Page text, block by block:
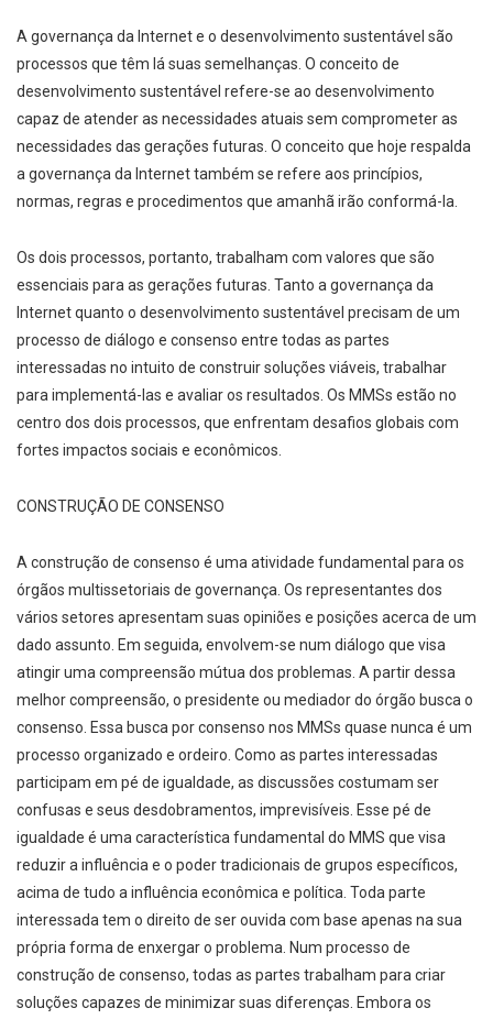
A governança da Internet e o desenvolvimento sustentável são
processos que têm lá suas semelhanças. O conceito de
desenvolvimento sustentável refere-se ao desenvolvimento
capaz de atender as necessidades atuais sem comprometer as
necessidades das gerações futuras. O conceito que hoje respalda
a governança da Internet também se refere aos princípios,
normas, regras e procedimentos que amanhã irão conformá-la.
Os dois processos, portanto, trabalham com valores que são
essenciais para as gerações futuras. Tanto a governança da
Internet quanto o desenvolvimento sustentável precisam de um
processo de diálogo e consenso entre todas as partes
interessadas no intuito de construir soluções viáveis, trabalhar
para implementá-las e avaliar os resultados. Os MMSs estão no
centro dos dois processos, que enfrentam desafios globais com
fortes impactos sociais e econômicos.
CONSTRUÇÃO DE CONSENSO
A construção de consenso é uma atividade fundamental para os
órgãos multissetoriais de governança. Os representantes dos
vários setores apresentam suas opiniões e posições acerca de um
dado assunto. Em seguida, envolvem-se num diálogo que visa
atingir uma compreensão mútua dos problemas. A partir dessa
melhor compreensão, o presidente ou mediador do órgão busca o
consenso. Essa busca por consenso nos MMSs quase nunca é um
processo organizado e ordeiro. Como as partes interessadas
participam em pé de igualdade, as discussões costumam ser
confusas e seus desdobramentos, imprevisíveis. Esse pé de
igualdade é uma característica fundamental do MMS que visa
reduzir a influência e o poder tradicionais de grupos específicos,
acima de tudo a influência econômica e política. Toda parte
interessada tem o direito de ser ouvida com base apenas na sua
própria forma de enxergar o problema. Num processo de
construção de consenso, todas as partes trabalham para criar
soluções capazes de minimizar suas diferenças. Embora os